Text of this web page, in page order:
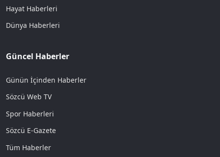
Hayat Haberleri
Dünya Haberleri
Güncel Haberler
Günün İçinden Haberler
Sözcü Web TV
Spor Haberleri
Sözcü E-Gazete
Tüm Haberler